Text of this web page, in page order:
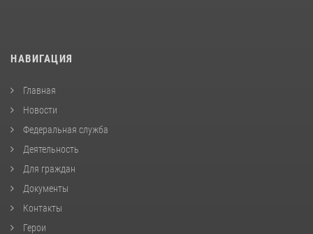
НАВИГАЦИЯ
Главная
Новости
Федеральная служба
Деятельность
Для граждан
Документы
Контакты
Герои